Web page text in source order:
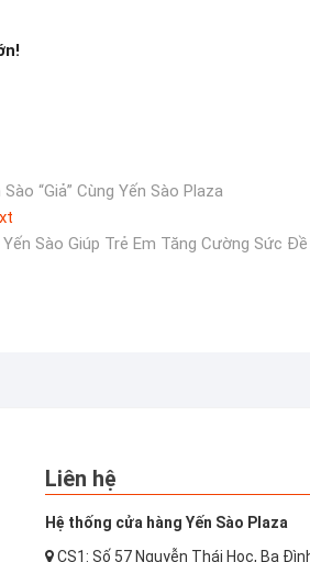
“Giả” Cùng Yến Sào Plaza
post:
Yến Sào Giúp Trẻ Em Tăng Cường Sức
Liên hệ
Hệ thống cửa hàng Yến Sào Plaza
CS1: Số 57 Nguyễn Thái Học, Ba